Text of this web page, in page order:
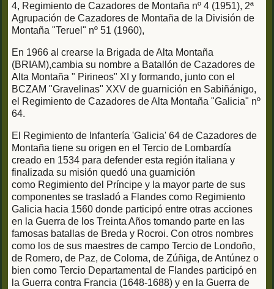
4, Regimiento de Cazadores de Montaña nº 4 (1951), 2ª
Agrupación de Cazadores de Montaña de la División de
Montaña "Teruel" nº 51 (1960),
En 1966 al crearse la Brigada de Alta Montaña
(BRIAM),cambia su nombre a Batallón de Cazadores de
Alta Montaña " Pirineos" XI y formando, junto con el
BCZAM "Gravelinas" XXV de guarnición en Sabiñánigo,
el Regimiento de Cazadores de Alta Montaña "Galicia" nº
64.
El Regimiento de Infantería 'Galicia' 64 de Cazadores de
Montaña tiene su origen en el Tercio de Lombardía
creado en 1534 para defender esta región italiana y
finalizada su misión quedó una guarnición
como Regimiento del Príncipe y la mayor parte de sus
componentes se trasladó a Flandes como Regimiento
Galicia hacia 1560 donde participó entre otras acciones
en la Guerra de los Treinta Años tomando parte en las
famosas batallas de Breda y Rocroi. Con otros nombres
como los de sus maestres de campo Tercio de Londoño,
de Romero, de Paz, de Coloma, de Zúñiga, de Antúnez o
bien como Tercio Departamental de Flandes participó en
la Guerra contra Francia (1648-1688) y en la Guerra de